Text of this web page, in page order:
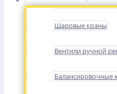
Шаровые краны
Вентили ручной
Балансировочные